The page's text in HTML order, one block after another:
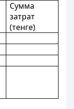
Сумма
затрат
(тенге)